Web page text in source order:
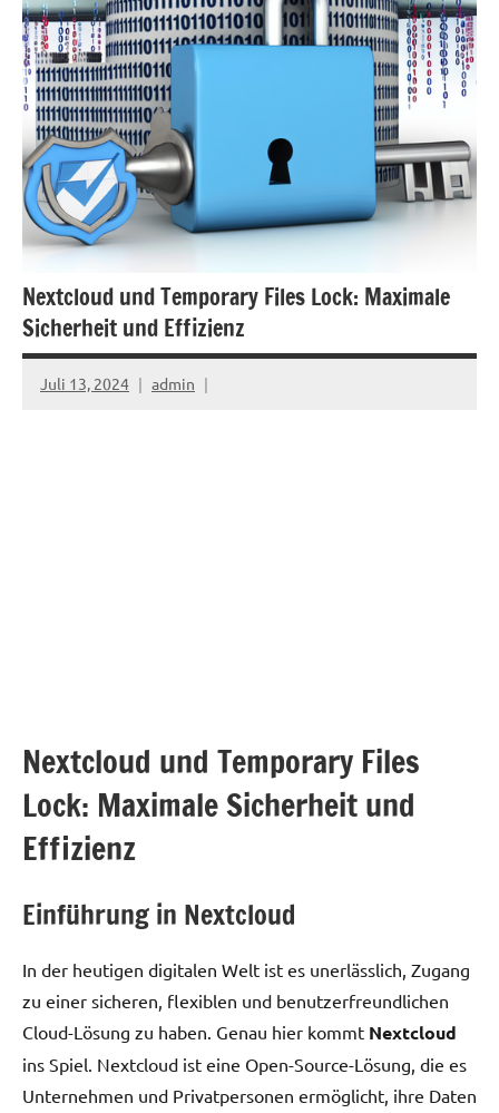
Nextcloud und Temporary Files Lock: Maximale
Sicherheit und Effizienz
Juli 13, 2024 admin
Nextcloud und Temporary Files
Lock: Maximale Sicherheit und
Effizienz
Einführung in Nextcloud
In der heutigen digitalen Welt ist es unerlässlich, Zugang
zu einer sicheren, flexiblen und benutzerfreundlichen
Cloud-Lösung zu haben. Genau hier kommt Nextcloud
ins Spiel. Nextcloud ist eine Open-Source-Lösung, die es
Unternehmen und Privatpersonen ermöglicht, ihre Daten